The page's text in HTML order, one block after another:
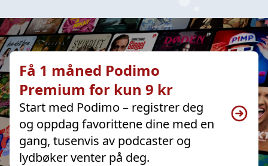
Få 1 måned Podimo
Premium for kun 9 kr
Start med Podimo – registrer deg
og oppdag favorittene dine med en
gang, tusenvis av podcaster og
lydbøker venter på deg.